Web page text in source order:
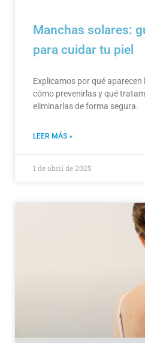
Manchas solares:
para cuidar tu piel
Explicamos por qué
cómo prevenirlas y qué
eliminarlas de forma segura.
LEER MÁS »
1 de abril de 2025